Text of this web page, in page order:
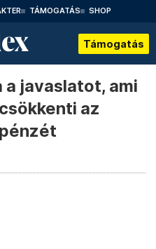
TÁMOGATÁS SHOP
Támogatás
javaslatot, ami
az